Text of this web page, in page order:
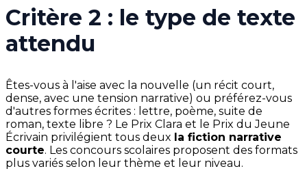
Critère 2 : le type de texte
attendu
Êtes-vous à l'aise avec la nouvelle (un récit court,
dense, avec une tension narrative) ou préférez-vous
d'autres formes écrites : lettre, poème, suite de
roman, texte libre ? Le Prix Clara et le Prix du Jeune
Écrivain privilégient tous deux la fiction narrative
courte. Les concours scolaires proposent des formats
plus variés selon leur thème et leur niveau.